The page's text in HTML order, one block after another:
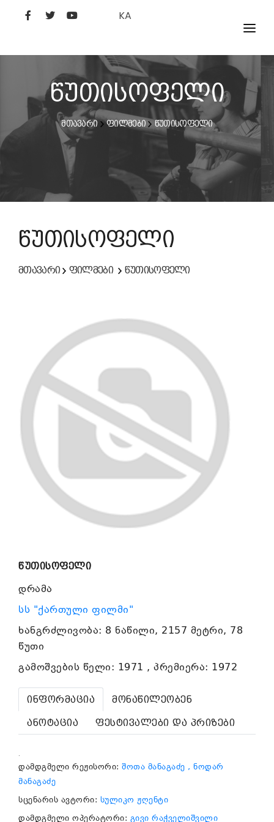
KA
ᲤᲘᲚᲛᲔᲑᲘ
ᲮᲔᲚᲝᲕᲐᲜᲘ
ᲙᲘᲜᲝᲡᲢᲣᲓᲘᲐ
ᲙᲘᲜᲝᲐᲙᲐᲓᲔᲛᲘᲐ
წუთისოფელი
მთავარი ფილმები წუთისოფელი
წუთისოფელი
მთავარი ფილმები წუთისოფელი
წუთისოფელი
დრამა
სს "ქართული ფილმი"
ხანგრძლივობა: 8 ნაწილი, 2157 მეტრი, 78
წუთი
გამოშვების წელი: 1971 , პრემიერა: 1972
ინფორმაცია
მონაწილეობენ
ანოტაცია
ფესტივალები და პრიზები
.
დამდგმელი რეჟისორი: შოთა მანაგაძე , ნოდარ
მანაგაძე
სცენარის ავტორი: სულიკო ჟღენტი
დამდგმელი ოპერატორი: გივი რაჭველიშვილი